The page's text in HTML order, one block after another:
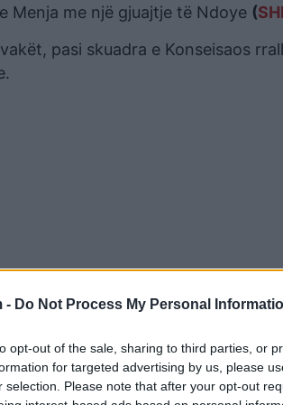
- Do Not Process My Personal
opt-out of the sale, sharing to third parties, or
for targeted advertising by us, please
selection. Please note that after your opt-out
Menja me një gjuajtje të Ndoye (
pasi skuadra e Konseisaos
tretë të Kupës së Italisë në
te Milani vazhdon mallkimi në